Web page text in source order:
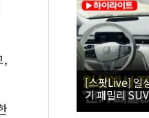
,
[스팟Live] 일
기 패밀리